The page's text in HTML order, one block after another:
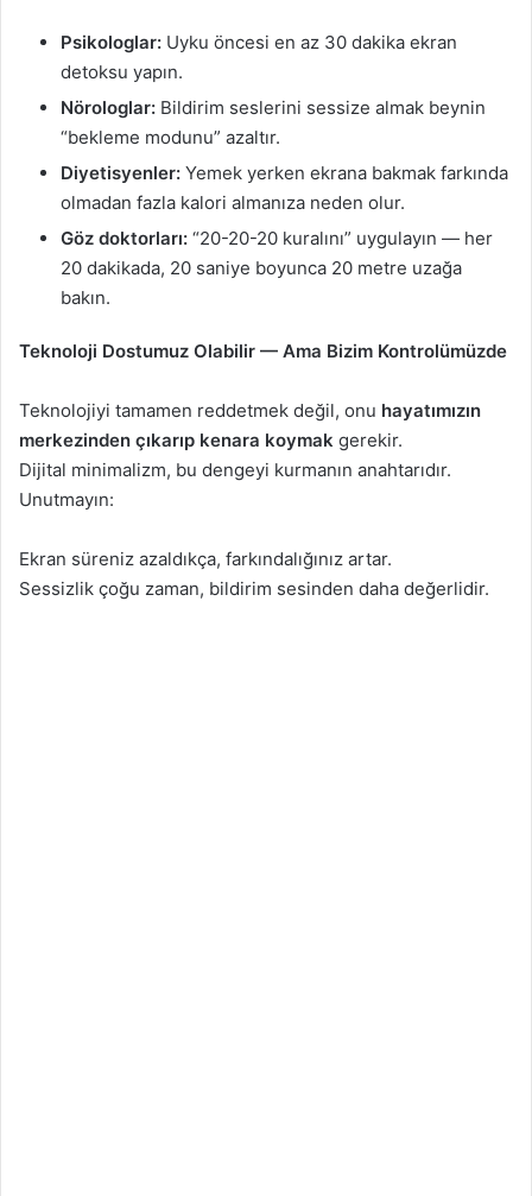
Psikologlar: Uyku öncesi en az 30 dakika ekran
detoksu yapın.
Nörologlar: Bildirim seslerini sessize almak beynin
“bekleme modunu” azaltır.
Diyetisyenler: Yemek yerken ekrana bakmak farkında
olmadan fazla kalori almanıza neden olur.
Göz doktorları: “20-20-20 kuralını” uygulayın — her
20 dakikada, 20 saniye boyunca 20 metre uzağa
bakın.
Teknoloji Dostumuz Olabilir — Ama Bizim Kontrolümüzde
Teknolojiyi tamamen reddetmek değil, onu hayatımızın
merkezinden çıkarıp kenara koymak gerekir.
Dijital minimalizm, bu dengeyi kurmanın anahtarıdır.
Unutmayın:
Ekran süreniz azaldıkça, farkındalığınız artar.
Sessizlik çoğu zaman, bildirim sesinden daha değerlidir.